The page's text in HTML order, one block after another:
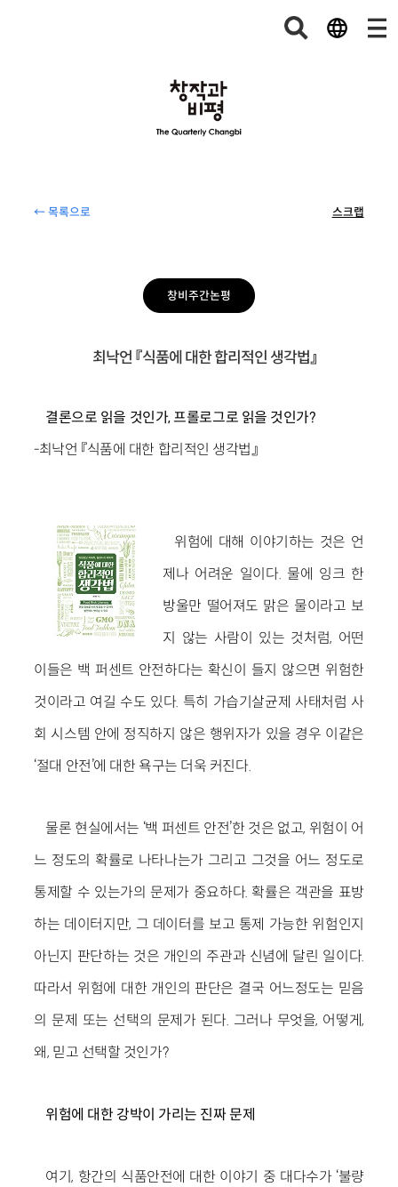
← 목록으로 스크랩
창비주간논평
최낙언 『식품에 대한 합리적인 생각법』
결론으로 읽을 것인가, 프롤로그로 읽을 것인가?
-최낙언 『식품에 대한 합리적인 생각법』
위험에 대해 이야기하는 것은 언
제나 어려운 일이다. 물에 잉크 한
방울만 떨어져도 맑은 물이라고 보
지 않는 사람이 있는 것처럼, 어떤
이들은 백 퍼센트 안전하다는 확신이 들지 않으면 위험한
것이라고 여길 수도 있다. 특히 가습기살균제 사태처럼 사
회 시스템 안에 정직하지 않은 행위자가 있을 경우 이같은
‘절대 안전’에 대한 욕구는 더욱 커진다.
물론 현실에서는 ‘백 퍼센트 안전’한 것은 없고, 위험이 어
느 정도의 확률로 나타나는가 그리고 그것을 어느 정도로
통제할 수 있는가의 문제가 중요하다. 확률은 객관을 표방
하는 데이터지만, 그 데이터를 보고 통제 가능한 위험인지
아닌지 판단하는 것은 개인의 주관과 신념에 달린 일이다.
따라서 위험에 대한 개인의 판단은 결국 어느정도는 믿음
의 문제 또는 선택의 문제가 된다. 그러나 무엇을, 어떻게,
왜, 믿고 선택할 것인가?
위험에 대한 강박이 가리는 진짜 문제
여기, 항간의 식품안전에 대한 이야기 중 대다수가 ‘불량